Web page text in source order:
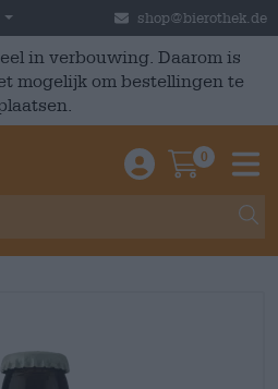
Nederland shop@bierothek.de
in verbouwing. Daarom is
mogelijk om bestellingen te
Einloggen /
0